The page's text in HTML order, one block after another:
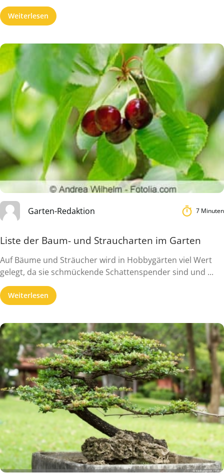
Weiterlesen
Garten-Redaktion 7 Minuten
Liste der Baum- und Straucharten im Garten
Auf Bäume und Sträucher wird in Hobbygärten viel Wert
gelegt, da sie schmückende Schattenspender sind und ...
Weiterlesen